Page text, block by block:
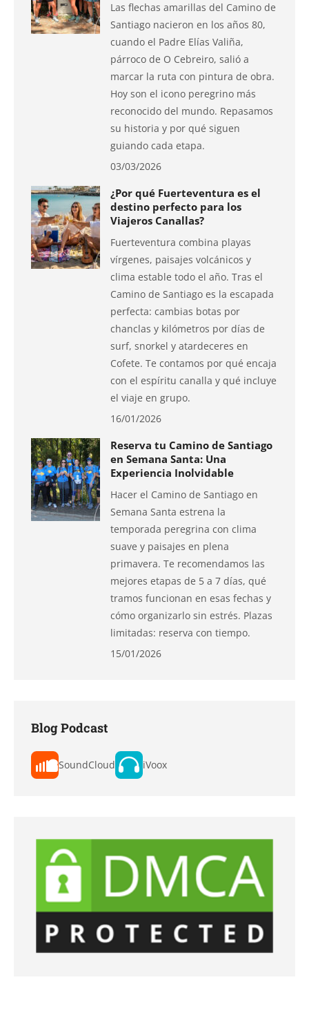
Las flechas amarillas del Camino de
Santiago nacieron en los años 80,
cuando el Padre Elías Valiña,
párroco de O Cebreiro, salió a
marcar la ruta con pintura de obra.
Hoy son el icono peregrino más
reconocido del mundo. Repasamos
su historia y por qué siguen
guiando cada etapa.
03/03/2026
¿Por qué Fuerteventura es el
destino perfecto para los
Viajeros Canallas?
Fuerteventura combina playas
vírgenes, paisajes volcánicos y
clima estable todo el año. Tras el
Camino de Santiago es la escapada
perfecta: cambias botas por
chanclas y kilómetros por días de
surf, snorkel y atardeceres en
Cofete. Te contamos por qué encaja
con el espíritu canalla y qué incluye
el viaje en grupo.
16/01/2026
Reserva tu Camino de Santiago
en Semana Santa: Una
Experiencia Inolvidable
Hacer el Camino de Santiago en
Semana Santa estrena la
temporada peregrina con clima
suave y paisajes en plena
primavera. Te recomendamos las
mejores etapas de 5 a 7 días, qué
tramos funcionan en esas fechas y
cómo organizarlo sin estrés. Plazas
limitadas: reserva con tiempo.
15/01/2026
Blog Podcast
SoundCloud iVoox